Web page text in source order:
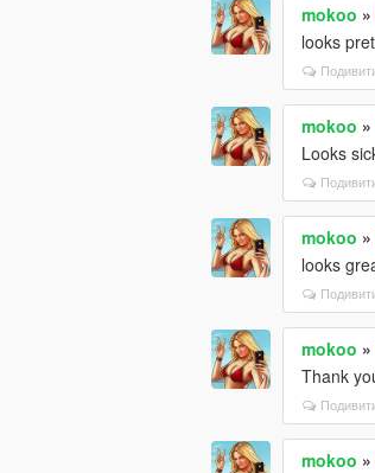
mokoo »
looks
mokoo
Looks
mokoo »
looks
mokoo »
Thank
mokoo »